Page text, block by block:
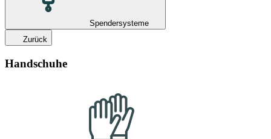
Spendersysteme
Zurück
Handschuhe